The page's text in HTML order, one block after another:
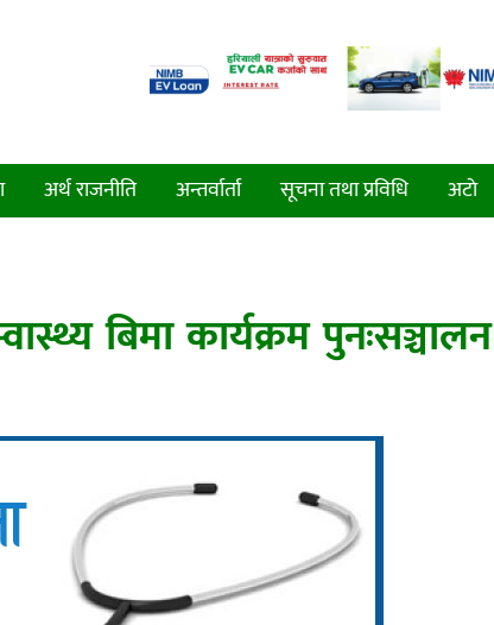
अर्थ राजनीति अन्तर्वार्ता सूचना तथा प्रविधि अटाे
बिमा कार्यक्रम पुनःसञ्चालन